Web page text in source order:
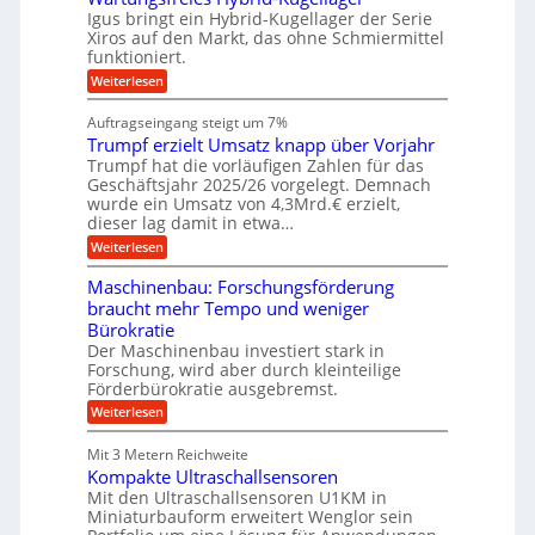
n
u
n
g
e
n
M
a
s
c
h
i
e
n
b
a
u
g
k
r
e
i
s
a
u
f
l
s
c
h
i
e
e
n
f
ü
h
r
u
n
g
e
n
B
S
C
L
w
e
i
t
e
e
n
t
Igus bringt ein Hybrid-Kugellager der Serie
Xiros auf den Markt, das ohne Schmiermittel
funktioniert.
Weiterlesen:
W
r
t
u
n
g
s
f
r
e
e
s
H
y
b
r
i
d
-
u
g
e
l
l
Auftragseingang steigt um 7%
Trumpf erzielt Umsatz knapp über Vorjahr
Trumpf hat die vorläufigen Zahlen für das
Geschäftsjahr 2025/26 vorgelegt. Demnach
wurde ein Umsatz von 4,3Mrd.€ erzielt,
dieser lag damit in etwa…
Weiterlesen:
T
u
m
p
f
e
r
z
i
e
t
U
m
s
a
Maschinenbau: Forschungsförderung
braucht mehr Tempo und weniger
Bürokratie
Der Maschinenbau investiert stark in
Forschung, wird aber durch kleinteilige
Förderbürokratie ausgebremst.
Weiterlesen:
M
s
c
h
i
n
Mit 3 Metern Reichweite
Kompakte Ultraschallsensoren
Mit den Ultraschallsensoren U1KM in
Miniaturbauform erweitert Wenglor sein